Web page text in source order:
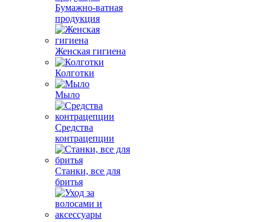
Бумажно-ватная
продукция
Женская гигиена
Колготки
Мыло
Средства
контрацепции
Станки, все для
бритья